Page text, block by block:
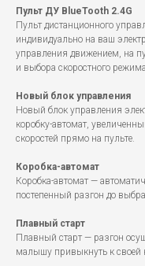
Пульт ДУ BlueTooth 2.4G
Пульт дистанционного
индивидуально на ваш
управления движением, на
и выбора скоростного
Новый блок управления
Новый блок управления
коробку-автомат,
скоростей прямо на пульте.
Коробка-автомат
Коробка-автомат —
постепенный разгон до
Плавный старт
Плавный старт — разгон
малышу привыкнуть к своей